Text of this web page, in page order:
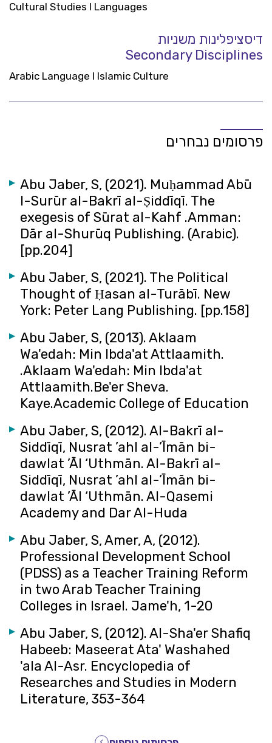
Cultural Studies I Languages
דיסציפלינות משניות
Secondary Disciplines
Arabic Language I Islamic Culture
פרסומים נבחרים
Abu Jaber, S, (2021). Muḥammad Abū
l-Surūr al-Bakrī al-Ṣiddīqī. The
exegesis of Sūrat al-Kahf .Amman:
Dār al-Shurūq Publishing. (Arabic).
[pp.204]
Abu Jaber, S, (2021). The Political
Thought of Ḥasan al-Turābī. New
York: Peter Lang Publishing. [pp.158]
Abu Jaber, S, (2013). Aklaam
Wa'edah: Min Ibda'at Attlaamith.
.Aklaam Wa'edah: Min Ibda'at
Attlaamith.Be'er Sheva.
Kaye.Academic College of Education
Abu Jaber, S, (2012). Al-Bakrī al-
Siddīqī, Nusrat ’ahl al-’Īmān bi-
dawlat ’Āl ‘Uthmān. Al-Bakrī al-
Siddīqī, Nusrat ’ahl al-’Īmān bi-
dawlat ’Āl ‘Uthmān. Al-Qasemi
Academy and Dar Al-Huda
Abu Jaber, S, Amer, A, (2012).
Professional Development School
(PDSS) as a Teacher Training Reform
in two Arab Teacher Training
Colleges in Israel. Jame'h, 1-20
Abu Jaber, S, (2012). Al-Sha'er Shafiq
Habeeb: Maseerat Ata' Washahed
'ala Al-Asr. Encyclopedia of
Researches and Studies in Modern
Literature, 353-364